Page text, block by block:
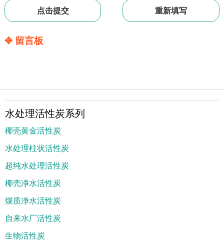
✥ 留言板
水处理活性炭系列
椰壳黄金活性炭
水处理柱状活性炭
超纯水处理活性炭
椰壳净水活性炭
煤质净水活性炭
自来水厂活性炭
生物活性炭